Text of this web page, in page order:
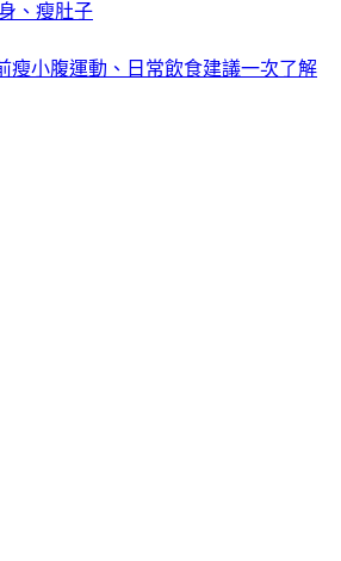
、瘦肚子
瘦小腹運動、日常飲食建議一次了解